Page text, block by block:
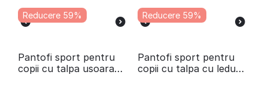
Reducere 59%
Pantofi sport pentru
copii cu talpa usoara
Reducere 59%
Pantofi sport pentru
copii cu talpa cu leduri